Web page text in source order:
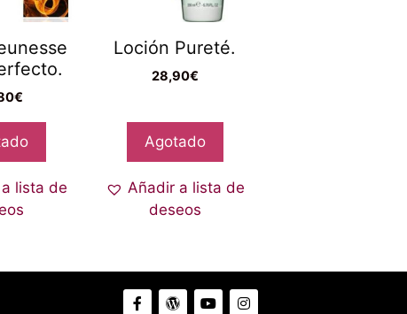
€
lista de
Loción Pureté.
28,90€
Agotado
Añadir a lista de
deseos